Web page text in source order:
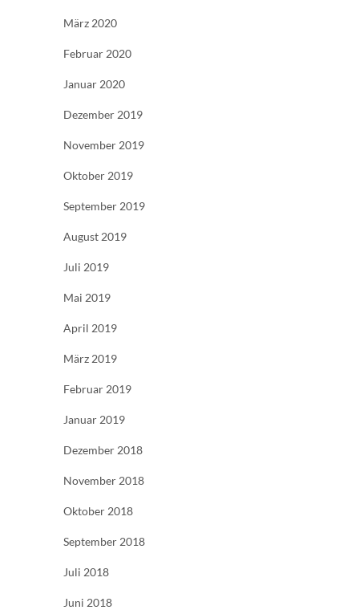
März 2020
Februar 2020
Januar 2020
Dezember 2019
November 2019
Oktober 2019
September 2019
August 2019
Juli 2019
Mai 2019
April 2019
März 2019
Februar 2019
Januar 2019
Dezember 2018
November 2018
Oktober 2018
September 2018
Juli 2018
Juni 2018